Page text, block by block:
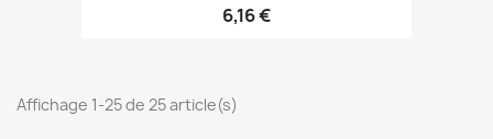
6,16 €
Affichage 1-25 de 25 article(s)